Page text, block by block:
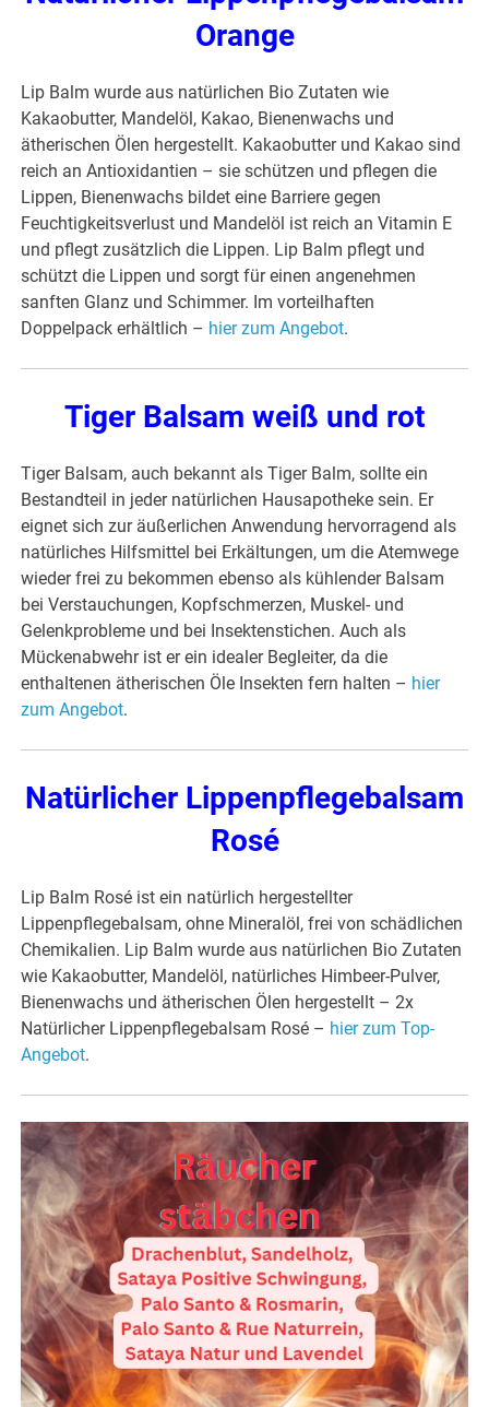
Orange
Lip Balm wurde aus natürlichen Bio Zutaten wie
Kakaobutter, Mandelöl, Kakao, Bienenwachs und
ätherischen Ölen hergestellt. Kakaobutter und Kakao sind
reich an Antioxidantien – sie schützen und pflegen die
Lippen, Bienenwachs bildet eine Barriere gegen
Feuchtigkeitsverlust und Mandelöl ist reich an Vitamin E
und pflegt zusätzlich die Lippen. Lip Balm pflegt und
schützt die Lippen und sorgt für einen angenehmen
sanften Glanz und Schimmer. Im vorteilhaften
Doppelpack erhältlich – hier zum Angebot.
Tiger Balsam weiß und rot
Tiger Balsam, auch bekannt als Tiger Balm, sollte ein
Bestandteil in jeder natürlichen Hausapotheke sein. Er
eignet sich zur äußerlichen Anwendung hervorragend als
natürliches Hilfsmittel bei Erkältungen, um die Atemwege
wieder frei zu bekommen ebenso als kühlender Balsam
bei Verstauchungen, Kopfschmerzen, Muskel- und
Gelenkprobleme und bei Insektenstichen. Auch als
Mückenabwehr ist er ein idealer Begleiter, da die
enthaltenen ätherischen Öle Insekten fern halten – hier
zum Angebot.
Natürlicher Lippenpflegebalsam
Rosé
Lip Balm Rosé ist ein natürlich hergestellter
Lippenpflegebalsam, ohne Mineralöl, frei von schädlichen
Chemikalien. Lip Balm wurde aus natürlichen Bio Zutaten
wie Kakaobutter, Mandelöl, natürliches Himbeer-Pulver,
Bienenwachs und ätherischen Ölen hergestellt – 2x
Natürlicher Lippenpflegebalsam Rosé – hier zum Top-
Angebot.